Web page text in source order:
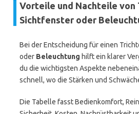
Vorteile und Nachteile von
Sichtfenster oder
Bei der Entscheidung für einen
oder Beleuchtung hilft ein klarer
du die wichtigsten Aspekte
schnell, wo die Stärken und
Die Tabelle fasst Bedienkomfort,